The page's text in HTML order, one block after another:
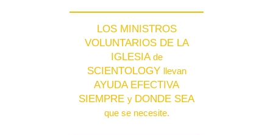
LOS MINISTROS
VOLUNTARIOS DE LA
IGLESIAde
SCIENTOLOGY llevan
AYUDA EFECTIVA
SIEMPRE y DONDE SEA
que se necesite.